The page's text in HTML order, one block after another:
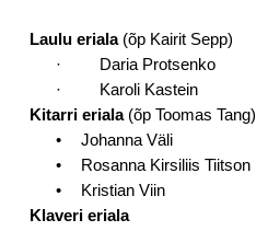
Laulu eriala (õp Kairit Sepp)
·
Daria Protsenko
·
Karoli Kastein
Kitarri eriala(õp Toomas Tang)
•
Johanna Väli
•
Rosanna Kirsiliis Tiitson
•
Kristian Viin
Klaveri eriala